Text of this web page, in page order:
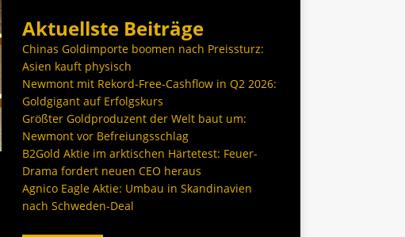
Aktuellste Beiträge
Chinas Goldimporte boomen nach Preissturz:
Asien kauft physisch
Newmont mit Rekord-Free-Cashflow in Q2 2026:
Goldgigant auf Erfolgskurs
Größter Goldproduzent der Welt baut um:
Newmont vor Befreiungsschlag
B2Gold Aktie im arktischen Härtetest: Feuer-
Drama fordert neuen CEO heraus
Agnico Eagle Aktie: Umbau in Skandinavien
nach Schweden-Deal